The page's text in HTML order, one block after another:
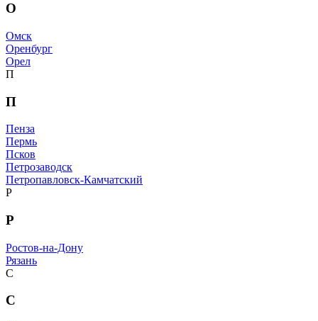
О
Омск
Оренбург
Орел
П
П
Пенза
Пермь
Псков
Петрозаводск
Петропавловск-Камчатский
Р
Р
Ростов-на-Дону
Рязань
С
С